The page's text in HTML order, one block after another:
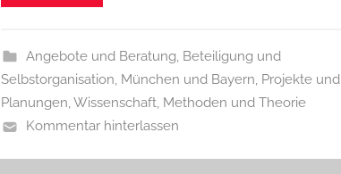
Angebote und Beratung, Beteiligung und
Selbstorganisation, München und Bayern, Projekte und
Planungen,Wissenschaft, Methoden und Theorie
Kommentar hinterlassen